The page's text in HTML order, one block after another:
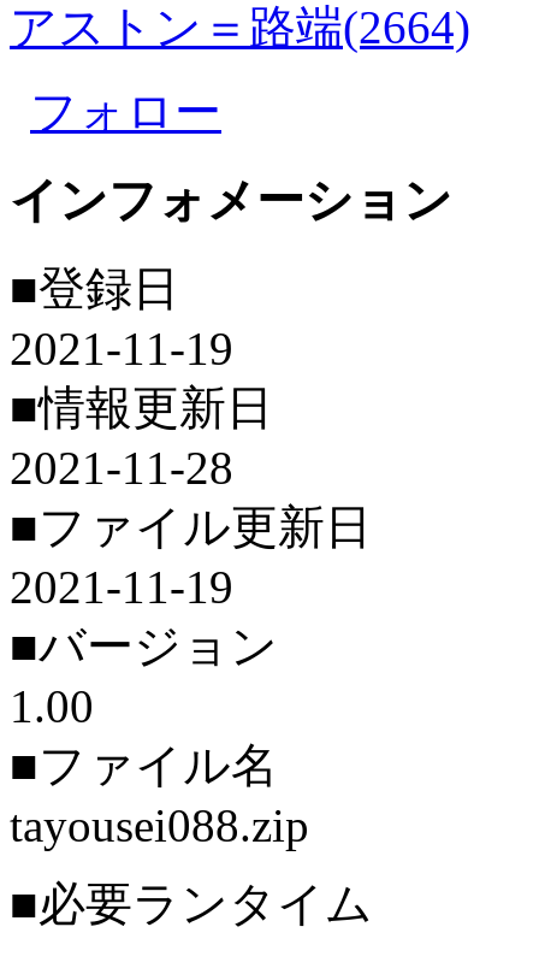
アストン＝路端(2664)
フォロー
インフォメーション
■登録日
2021-11-19
■情報更新日
2021-11-28
■ファイル更新日
2021-11-19
■バージョン
1.00
■ファイル名
tayousei088.zip
■必要ランタイム